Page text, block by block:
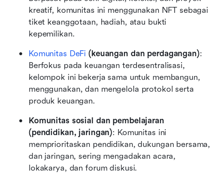
kreatif, komunitas ini menggunakan NFT sebagai
tiket keanggotaan, hadiah, atau bukti
kepemilikan.
Komunitas DeFi (keuangan dan perdagangan):
Berfokus pada keuangan terdesentralisasi,
kelompok ini bekerja sama untuk membangun,
menggunakan, dan mengelola protokol serta
produk keuangan.
Komunitas sosial dan pembelajaran
(pendidikan, jaringan): Komunitas ini
memprioritaskan pendidikan, dukungan bersama,
dan jaringan, sering mengadakan acara,
lokakarya, dan forum diskusi.